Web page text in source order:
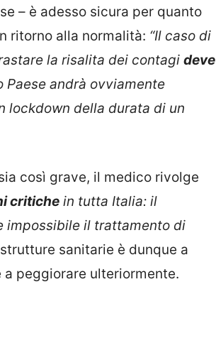
– è adesso sicura per quanto
ritorno alla normalità: “Il caso di
la risalita dei contagi deve
Paese andrà ovviamente
lockdown della durata di un
così grave, il medico rivolge
critiche in tutta Italia: il
impossibile il trattamento di
sanitarie è dunque a
peggiorare ulteriormente.